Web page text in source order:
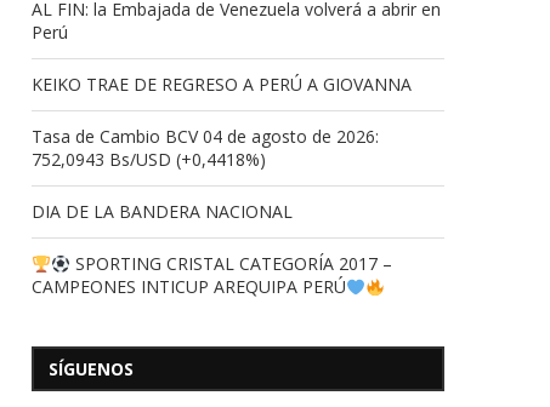
AL FIN: la Embajada de Venezuela volverá a abrir en
Perú
KEIKO TRAE DE REGRESO A PERÚ A GIOVANNA
Tasa de Cambio BCV 04 de agosto de 2026:
752,0943 Bs/USD (+0,4418%)
DIA DE LA BANDERA NACIONAL
SPORTING CRISTAL CATEGORÍA 2017 –
CAMPEONES INTICUP AREQUIPA PERÚ
SÍGUENOS